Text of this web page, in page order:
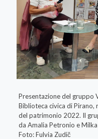
Presentazione del gruppo
Biblioteca civica di Pirano,
del patrimonio 2022. Il
da Amalia Petronio e
Foto: Fulvia Zudič